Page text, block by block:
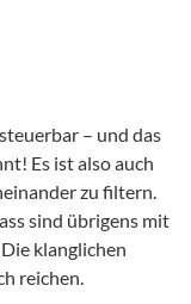
– und das
Es ist also auch
zu filtern.
sind übrigens mit
klanglichen
reichen.